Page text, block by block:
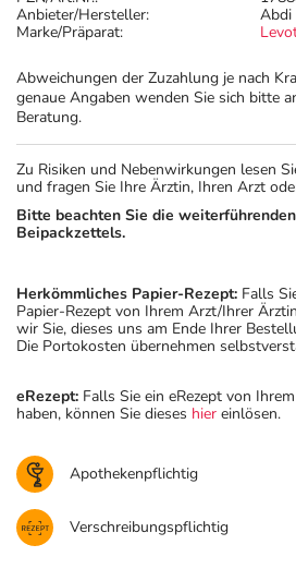
Anbieter/Hersteller:
Abdi
Marke/Präparat:
Abweichungen der Zuzahlung je nach
genaue Angaben wenden Sie sich bitte
Beratung.
Zu Risiken und Nebenwirkungen lesen
und fragen Sie Ihre Ärztin, Ihren Arzt
Bitte beachten Sie die
Beipackzettels.
Herkömmliches Papier-Rezept: Falls
Papier-Rezept von Ihrem Arzt/Ihrer
wir Sie, dieses uns am Ende Ihrer
Die Portokosten übernehmen
eRezept: Falls Sie ein eRezept von
haben, können Sie dieses hier einlösen.
Apothekenpflichtig
Verschreibungspflichtig